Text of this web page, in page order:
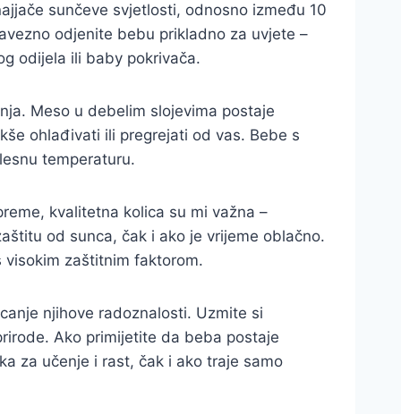
sunčeve svjetlosti, odnosno između 10
odjenite bebu prikladno za uvjete –
odijela ili baby pokrivača.
Meso u debelim slojevima postaje
ohlađivati ili pregrejati od vas. Bebe s
temperaturu.
kvalitetna kolica su mi važna –
od sunca, čak i ako je vrijeme oblačno.
zaštitnim faktorom.
njihove radoznalosti. Uzmite si
Ako primijetite da beba postaje
za učenje i rast, čak i ako traje samo